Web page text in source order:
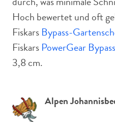
Hoch bewertet und oft
Fiskars Bypass-
Fiskars PowerGear
3,8 cm.
Alpen